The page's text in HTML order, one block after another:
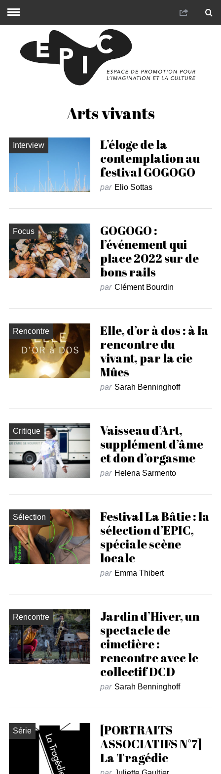
Arts vivants
Interview
L’éloge de la
contemplation au
festival GOGOGO
par Elio Sottas
Focus
GOGOGO :
l’événement qui
place 2022 sur de
bons rails
par Clément Bourdin
Rencontre
Elle, d’or à dos : à la
rencontre du
vivant, par la cie
Mûes
par Sarah Benninghoff
Critique
Vaisseau d’Art,
supplément d’âme
et don d’orgasme
par Helena Sarmento
Sélection
Festival La Bâtie : la
sélection d’EPIC,
spéciale scène
locale
par Emma Thibert
Rencontre
Jardin d’Hiver, un
spectacle de
cimetière :
rencontre avec le
collectif DCD
par Sarah Benninghoff
Série
[PORTRAITS
ASSOCIATIFS N°7]
La Tragédie